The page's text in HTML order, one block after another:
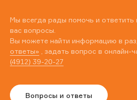
Мы всегда рады помочь и ответить
вас вопросы.
Вы можете найти информацию в
ответы» , задать вопрос в онлайн-
(4912) 39-20-27
Вопросы и ответы